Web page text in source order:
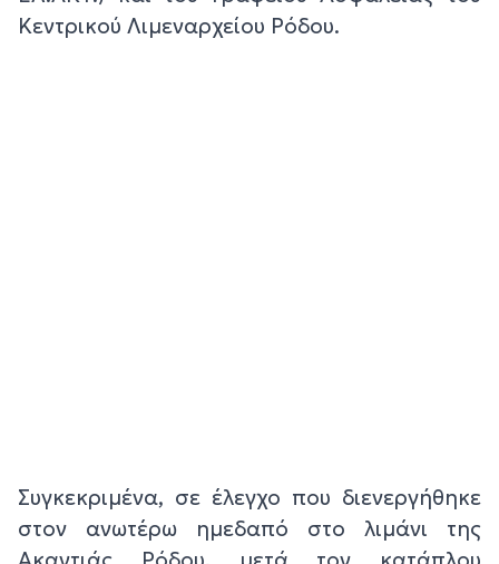
Κεντρικού Λιμεναρχείου Ρόδου.
Συγκεκριμένα, σε έλεγχο που διενεργήθηκε
στον ανωτέρω ημεδαπό στο λιμάνι της